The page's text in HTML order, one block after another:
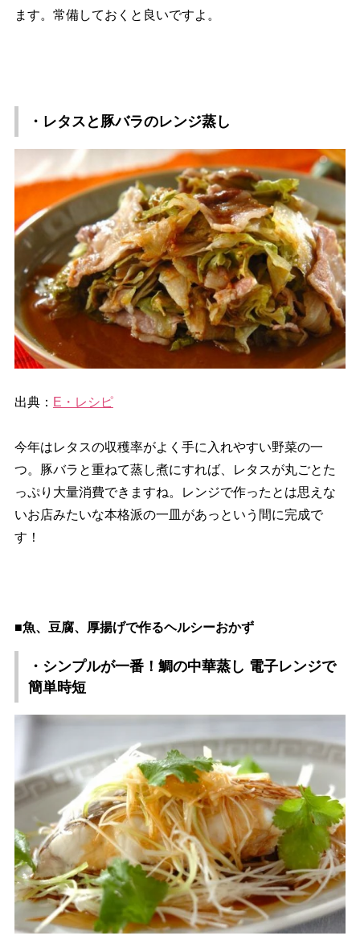
ます。常備しておくと良いですよ。
・レタスと豚バラのレンジ蒸し
出典： E・レシピ
今年はレタスの収穫率がよく手に入れやすい野菜の一
つ。豚バラと重ねて蒸し煮にすれば、レタスが丸ごとた
っぷり大量消費できますね。レンジで作ったとは思えな
いお店みたいな本格派の一皿があっという間に完成で
す！
■魚、豆腐、厚揚げで作るヘルシーおかず
・シンプルが一番！鯛の中華蒸し 電子レンジで
簡単時短